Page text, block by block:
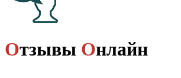
Отзывы Онлайн